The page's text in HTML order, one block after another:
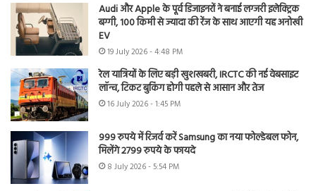
Audi और Apple के पूर्व डिजाइनरों ने बनाई लग्जरी इलेक्ट्रिक
बग्गी, 100 किमी से ज्यादा की रेंज के साथ आएगी यह अनोखी
EV
19 July 2026 - 4:48 PM
रेल यात्रियों के लिए बड़ी खुशखबरी, IRCTC की नई वेबसाइट
लॉन्च, टिकट बुकिंग होगी पहले से आसान और तेज
16 July 2026 - 1:45 PM
999 रुपये में रिजर्व करें Samsung का नया फोल्डेबल फोन,
मिलेंगे 2799 रुपये के फायदे
8 July 2026 - 5:54 PM